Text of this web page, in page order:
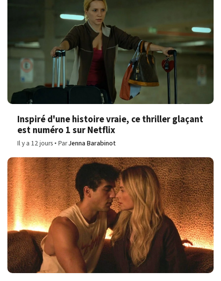
Inspiré d'une histoire vraie, ce thriller glaçant
est numéro 1 sur Netflix
Il y a 12 jours ParJenna Barabinot